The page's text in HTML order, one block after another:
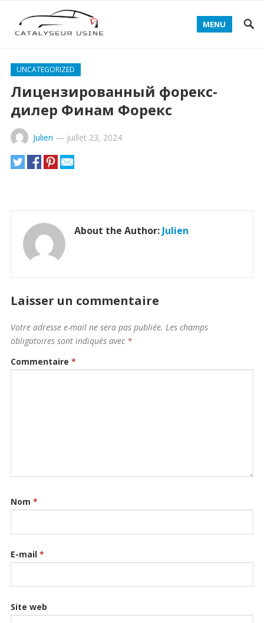
MENU
UNCATEGORIZED
Лицензированный форекс-
дилер Финам Форекс
Julien — juillet 23, 2024
About the Author: Julien
Laisser un commentaire
Votre adresse e-mail ne sera pas publiée. Les champs
obligatoires sont indiqués avec *
Commentaire *
Nom *
E-mail *
Site web